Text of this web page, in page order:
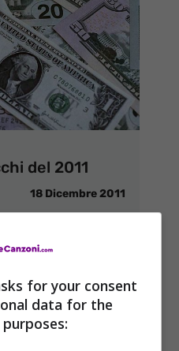
del 2011
18 Dicembre 2011
3
for your consent
data for the